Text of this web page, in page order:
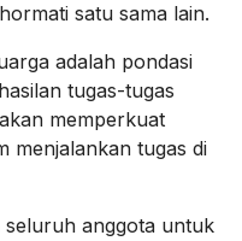
satu sama lain.
adalah pondasi
tugas-tugas
memperkuat
menjalankan tugas di
seluruh anggota untuk